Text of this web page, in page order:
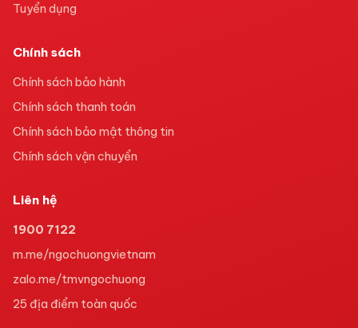
Tuyển dụng
Chính sách
Chính sách bảo hành
Chính sách thanh toán
Chính sách bảo mật thông tin
Chính sách vận chuyển
Liên hệ
1900 7122
m.me/ngochuongvietnam
zalo.me/tmvngochuong
25 địa điểm toàn quốc